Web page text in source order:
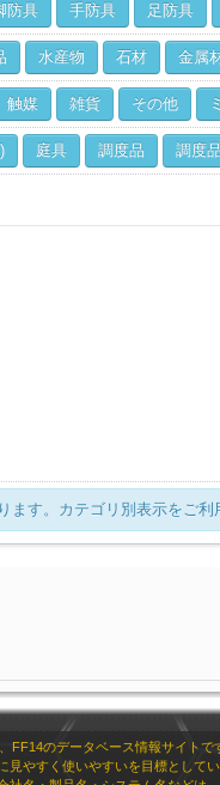
防具 手防具 足防具
水産物 石材 金属
触媒 雑貨 その他
庭具 調度品 調度
ます。カテゴリ別表示をご利
FF14のデータベース情報サイトで
見やすく使いやすいを目標としてい